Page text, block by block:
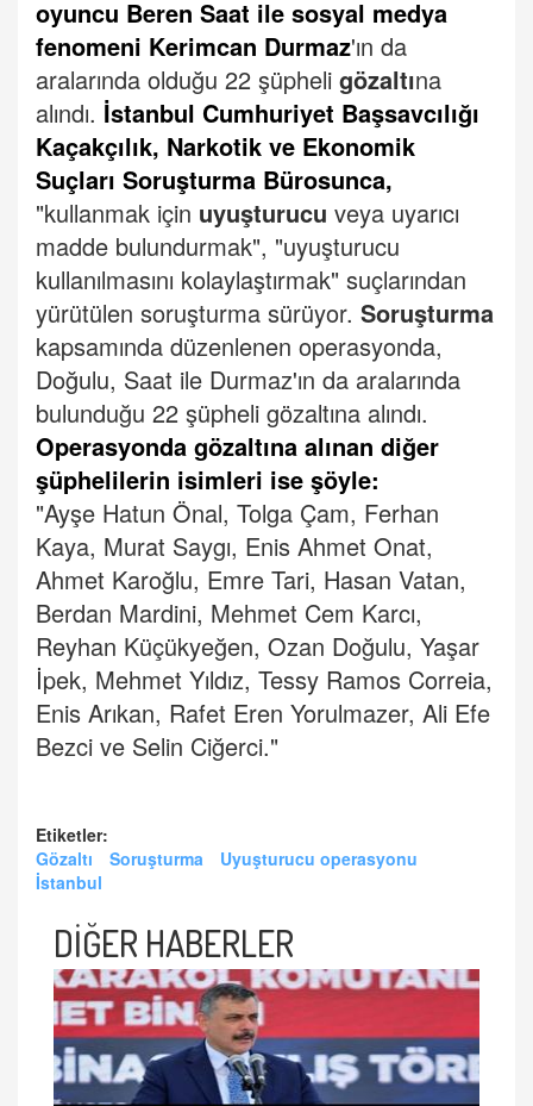
oyuncu Beren Saat ile sosyal medya
fenomeni Kerimcan Durmaz'ın da
aralarında olduğu 22 şüpheli gözaltına
alındı. İstanbul Cumhuriyet Başsavcılığı
Kaçakçılık, Narkotik ve Ekonomik
Suçları Soruşturma Bürosunca,
"kullanmak için uyuşturucu veya uyarıcı
madde bulundurmak", "uyuşturucu
kullanılmasını kolaylaştırmak" suçlarından
yürütülen soruşturma sürüyor. Soruşturma
kapsamında düzenlenen operasyonda,
Doğulu, Saat ile Durmaz'ın da aralarında
bulunduğu 22 şüpheli gözaltına alındı.
Operasyonda gözaltına alınan diğer
şüphelilerin isimleri ise şöyle:
"Ayşe Hatun Önal, Tolga Çam, Ferhan
Kaya, Murat Saygı, Enis Ahmet Onat,
Ahmet Karoğlu, Emre Tari, Hasan Vatan,
Berdan Mardini, Mehmet Cem Karcı,
Reyhan Küçükyeğen, Ozan Doğulu, Yaşar
İpek, Mehmet Yıldız, Tessy Ramos Correia,
Enis Arıkan, Rafet Eren Yorulmazer, Ali Efe
Bezci ve Selin Ciğerci."
Etiketler:
Gözaltı
Soruşturma
Uyuşturucu operasyonu
İstanbul
DİĞER HABERLER